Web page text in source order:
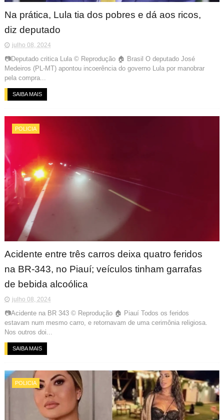
Na prática, Lula tia dos pobres e dá aos ricos,
diz deputado
julho 08, 2024
📷Deputado critica Lula © Reprodução 🏠 Brasil O deputado José
Medeiros (PL-MT) apontou incoerência do governo Lula por manobrar
pela compra...
SAIBA MAIS
POLICIA
Acidente entre três carros deixa quatro feridos
na BR-343, no Piauí; veículos tinham garrafas
de bebida alcoólica
julho 08, 2024
📷Acidente na BR 343 © Reprodução 🏠 Piauí Todos os feridos
estavam num mesmo carro, e retornavam de uma cerimônia religiosa.
Nos outros doi...
SAIBA MAIS
POLICIA